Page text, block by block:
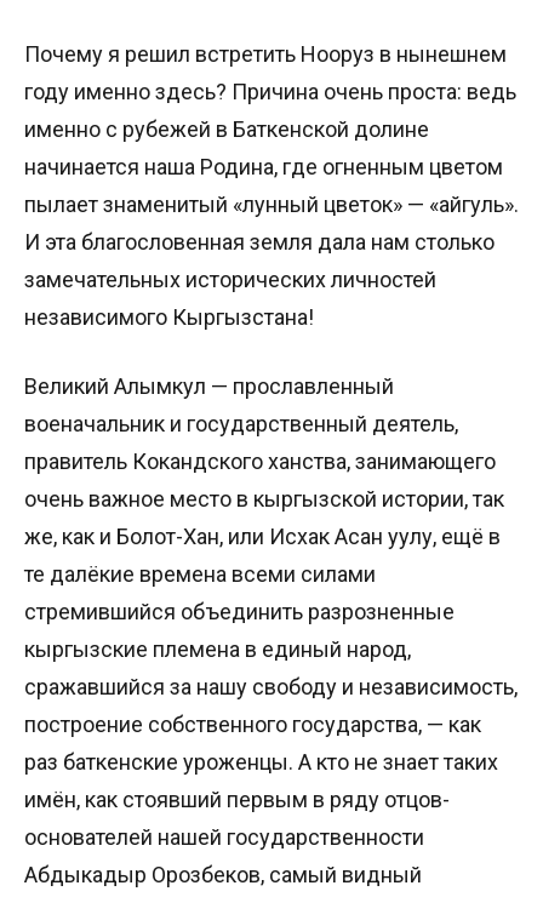
Почему я решил встретить Нооруз в нынешнем
году именно здесь? Причина очень проста: ведь
именно с рубежей в Баткенской долине
начинается наша Родина, где огненным цветом
пылает знаменитый «лунный цветок» — «айгуль».
И эта благословенная земля дала нам столько
замечательных исторических личностей
независимого Кыргызстана!
Великий Алымкул — прославленный
военачальник и государственный деятель,
правитель Кокандского ханства, занимающего
очень важное место в кыргызской истории, так
же, как и Болот-Хан, или Исхак Асан уулу, ещё в
те далёкие времена всеми силами
стремившийся объединить разрозненные
кыргызские племена в единый народ,
сражавшийся за нашу свободу и независимость,
построение собственного государства, — как
раз баткенские уроженцы. А кто не знает таких
имён, как стоявший первым в ряду отцов-
основателей нашей государственности
Абдыкадыр Орозбеков, самый видный